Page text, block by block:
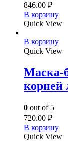
846.00 ₽
В корзину
Quick View
В корзину
Quick View
Маска-
корней
0 out of 5
720.00 ₽
В корзину
Quick View